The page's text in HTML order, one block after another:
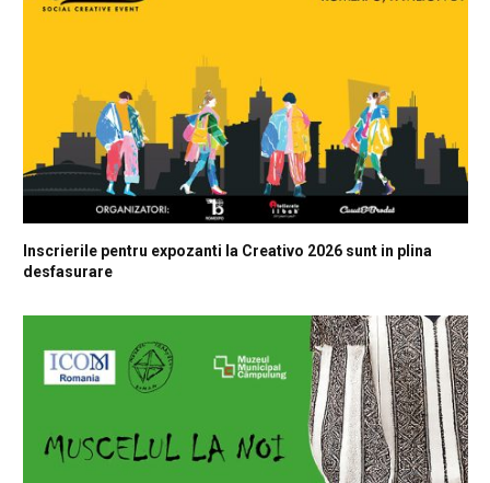
Inscrierile pentru expozanti la Creativo 2026 sunt in plina
desfasurare